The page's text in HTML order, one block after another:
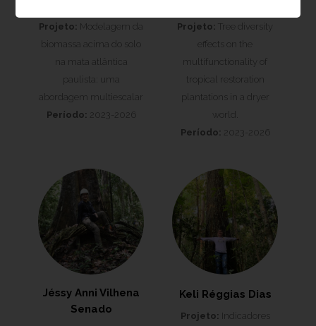
Projeto: Modelagem da
biomassa acima do solo
na mata atlântica
paulista: uma
abordagem multiescalar
Período: 2023-2026
Projeto: Tree diversity
effects on the
multifunctionality of
tropical restoration
plantations in a dryer
world.
Período: 2023-2026
Jéssy Anni Vilhena
Senado
Keli Réggias Dias
Projeto: Indicadores